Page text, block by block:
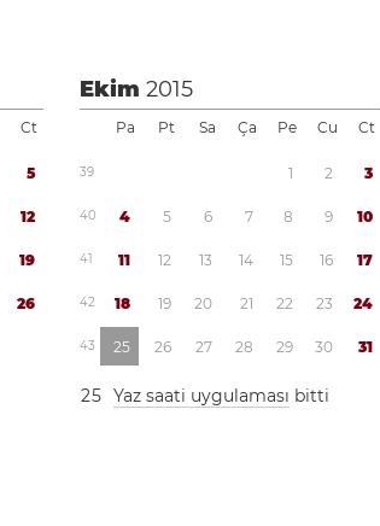
Ct
5
12
19
26
Ekim2015
Pa Pt Sa Ça Pe Cu Ct
39 1 2 3
40 4 5 6 7 8 9 10
41 11 12 13 14 15 16 17
42 18 19 20 21 22 23 24
43 25 26 27 28 29 30 31
25 Yaz saati uygulaması bitti